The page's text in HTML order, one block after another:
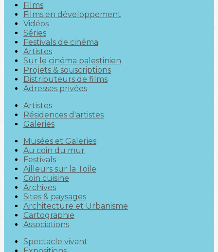
Films
Films en développement
Vidéos
Séries
Festivals de cinéma
Artistes
Sur le cinéma palestinien
Projets & souscriptions
Distributeurs de films
Adresses privées
Artistes
Résidences d'artistes
Galeries
Musées et Galeries
Au coin du mur
Festivals
Ailleurs sur la Toile
Coin cuisine
Archives
Sites & paysages
Architecture et Urbanisme
Cartographie
Associations
Spectacle vivant